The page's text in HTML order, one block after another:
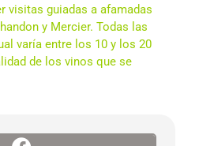
visitas guiadas a afamadas
y Mercier. Todas las
varía entre los 10 y los 20
de los vinos que se